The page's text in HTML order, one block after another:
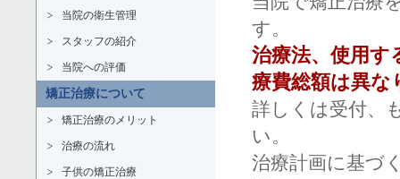
す。
治療法、使用す
療費総額は異な
詳しくは受付、
い。
治療計画に基づ
当院の衛生管理
スタッフの紹介
当院への評価
矯正治療について
矯正治療のメリット
治療の流れ
子供の矯正治療